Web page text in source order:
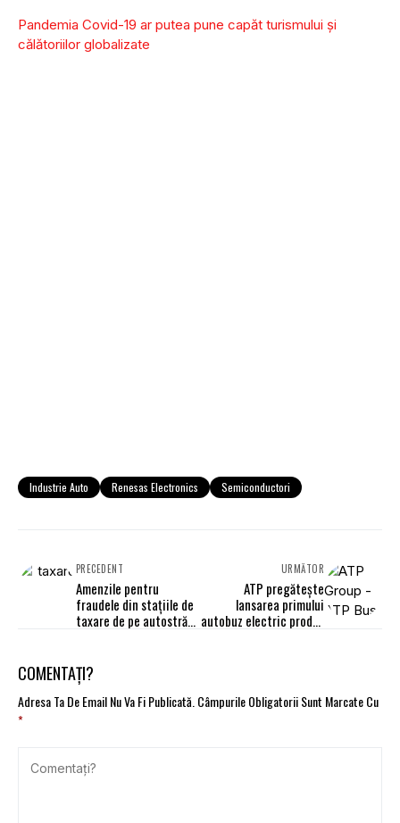
Pandemia Covid-19 ar putea pune capăt turismului şi
călătoriilor globalizate
Industrie Auto Renesas Electronics Semiconductori
PRECEDENT
Amenzile pentru
fraudele din stațiile de
taxare de pe autostrăzi,
URMĂTOR
ATP pregătește
lansarea primului
autobuz electric produs
COMENTAȚI?
Adresa Ta De Email Nu Va Fi Publicată.Câmpurile Obligatorii Sunt Marcate Cu
*